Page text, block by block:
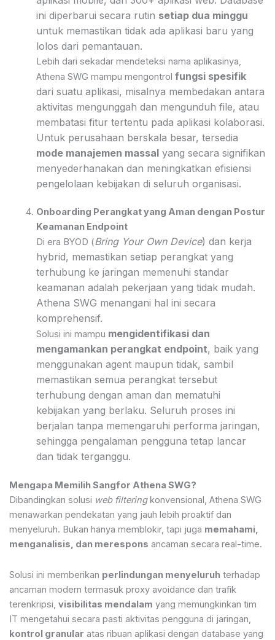
ini diperbarui secara rutin setiap dua minggu
untuk memastikan tidak ada aplikasi baru yang
lolos dari pemantauan.
Lebih dari sekadar mendeteksi nama aplikasinya,
Athena SWG mampu mengontrol fungsi spesifik
dari suatu aplikasi, misalnya membedakan antara
aktivitas mengunggah dan mengunduh file, atau
membatasi fitur tertentu pada aplikasi kolaborasi.
Untuk perusahaan berskala besar, tersedia
mode manajemen massalyang secara signifikan
menyederhanakan dan meningkatkan efisiensi
pengelolaan kebijakan di seluruh organisasi.
Onboarding Perangkat yang Aman dengan Postur
Keamanan Endpoint
Di era BYOD (Bring Your Own Device) dan kerja
hybrid, memastikan setiap perangkat yang
terhubung ke jaringan memenuhi standar
keamanan adalah pekerjaan yang tidak mudah.
Athena SWG menangani hal ini secara
komprehensif.
Solusi ini mampu mengidentifikasi dan
mengamankan perangkat endpoint, baik yang
menggunakan agent maupun tidak, sambil
memastikan semua perangkat tersebut
terhubung dengan aman dan mematuhi
kebijakan yang berlaku. Seluruh proses ini
berjalan tanpa memengaruhi performa jaringan,
sehingga pengalaman pengguna tetap lancar
dan tidak terganggu.
Mengapa Memilih Sangfor Athena SWG?
Dibandingkan solusi web filteringkonvensional, Athena SWG
menawarkan pendekatan yang jauh lebih proaktif dan
menyeluruh. Bukan hanya memblokir, tapi juga memahami,
menganalisis, dan merespons ancaman secara real-time.
Solusi ini memberikan perlindungan menyeluruh terhadap
ancaman modern termasuk proxy avoidance dan trafik
terenkripsi, visibilitas mendalam yang memungkinkan tim
IT mengetahui secara pasti aktivitas pengguna di jaringan,
kontrol granular atas ribuan aplikasi dengan database yang